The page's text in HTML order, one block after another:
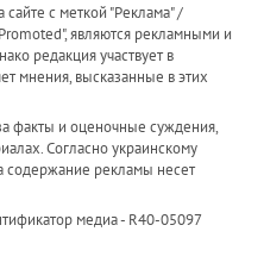
с меткой "Реклама" /
являются рекламными и
редакция участвует в
мнения, высказанные в этих
факты и оценочные суждения,
Согласно украинскому
содержание рекламы несет
медиа - R40-05097